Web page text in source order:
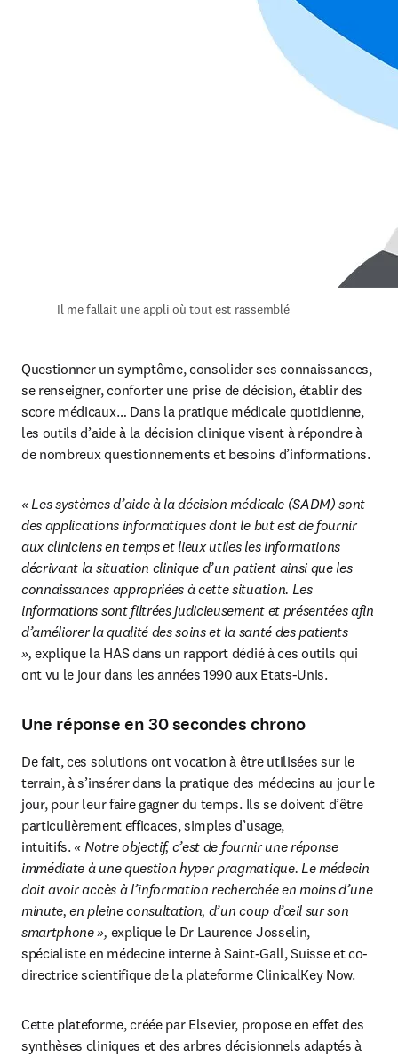
Il me fallait une appli où tout est rassemblé
Questionner un symptôme, consolider ses connaissances,
se renseigner, conforter une prise de décision, établir des
score médicaux… Dans la pratique médicale quotidienne,
les outils d’aide à la décision clinique visent à répondre à
de nombreux questionnements et besoins d’informations.
« Les systèmes d’aide à la décision médicale (SADM) sont
des applications informatiques dont le but est de fournir
aux cliniciens en temps et lieux utiles les informations
décrivant la situation clinique d’un patient ainsi que les
connaissances appropriées à cette situation. Les
informations sont filtrées judicieusement et présentées afin
d’améliorer la qualité des soins et la santé des patients
», explique la HAS dans un rapport dédié à ces outils qui
ont vu le jour dans les années 1990 aux Etats-Unis.
Une réponse en 30 secondes chrono
De fait, ces solutions ont vocation à être utilisées sur le
terrain, à s’insérer dans la pratique des médecins au jour le
jour, pour leur faire gagner du temps. Ils se doivent d’être
particulièrement efficaces, simples d’usage,
intuitifs. « Notre objectif, c’est de fournir une réponse
immédiate à une question hyper pragmatique. Le médecin
doit avoir accès à l’information recherchée en moins d’une
minute, en pleine consultation, d’un coup d’œil sur son
smartphone », explique le Dr Laurence Josselin,
spécialiste en médecine interne à Saint-Gall, Suisse et co-
directrice scientifique de la plateforme ClinicalKey Now.
Cette plateforme, créée par Elsevier, propose en effet des
synthèses cliniques et des arbres décisionnels adaptés à